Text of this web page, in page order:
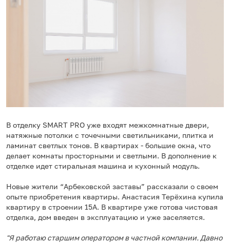
В отделку SMART PRO уже входят межкомнатные двери,
натяжные потолки с точечными светильниками, плитка и
ламинат светлых тонов. В квартирах - большие окна, что
делает комнаты просторными и светлыми. В дополнение к
отделке идет стиральная машина и кухонный модуль.
Новые жители “Арбековской заставы” рассказали о своем
опыте приобретения квартиры. Анастасия Терёхина купила
квартиру в строении 15А. В квартире уже готова чистовая
отделка, дом введен в эксплуатацию и уже заселяется.
"Я работаю старшим оператором в частной компании. Давно